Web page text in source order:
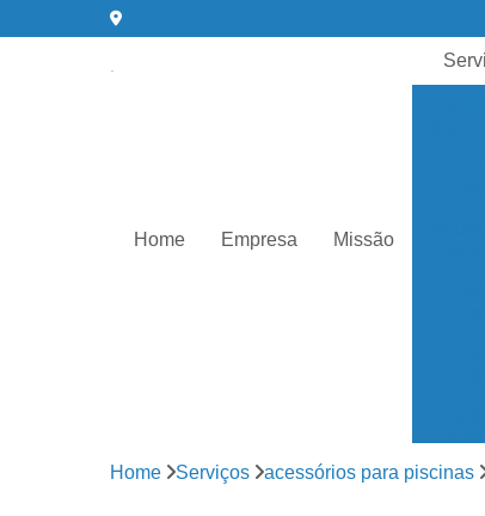
Home Empresa Missão
Home Serviços acessórios para piscinas